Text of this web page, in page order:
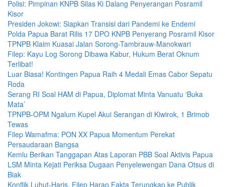
Polisi: Pimpinan KNPB Silas Ki Dalang Penyerangan Posramil
Kisor
Presiden Jokowi: Siapkan Transisi dari Pandemi ke Endemi
Polda Papua Barat Rilis 17 DPO KNPB Penyerang Posramil Kisor
TPNPB Klaim Kuasai Jalan Sorong-Tambrauw-Manokwari
Filep: Kayu Log Sorong Dibawa Kabur, Hukum Berat Oknum
Terlibat!
Luar Biasa! Kontingen Papua Raih 4 Medali Emas Cabor Sepatu
Roda
Serang RI Soal HAM di Papua, Diplomat Minta Vanuatu ‘Buka
Mata’
TPNPB-OPM Ngalum Kupel Akui Serangan di Kiwirok, 1 Brimob
Tewas
Filep Wamafma: PON XX Papua Momentum Perekat
Persaudaraan Bangsa
Kemlu Berikan Tanggapan Atas Laporan PBB Soal Aktivis Papua
LSM Minta Kejati Periksa Dugaan Penyelewengan Dana Otsus di
Biak
Konflik Luhut-Haris, Filep Harap Fakta Terungkap ke Publik